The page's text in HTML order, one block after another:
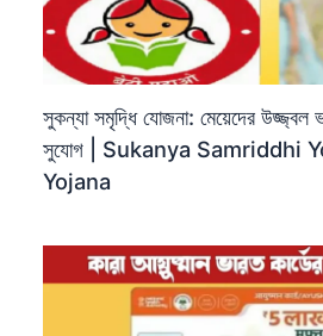
সুকন্যা সমৃদ্ধি যোজনা: মেয়েদের উজ্জ্বল
সুযোগ | Sukanya Samriddhi
Yojana